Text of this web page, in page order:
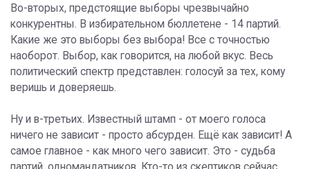
Во-вторых, предстоящие выборы чрезвычайно
конкурентны. В избирательном бюллетене - 14 партий.
Какие же это выборы без выбора! Все с точностью
наоборот. Выбор, как говорится, на любой вкус. Весь
политический спектр представлен: голосуй за тех, кому
веришь и доверяешь.
Ну и в-третьих. Известный штамп - от моего голоса
ничего не зависит - просто абсурден. Ещё как зависит! А
самое главное - как много чего зависит. Это - судьба